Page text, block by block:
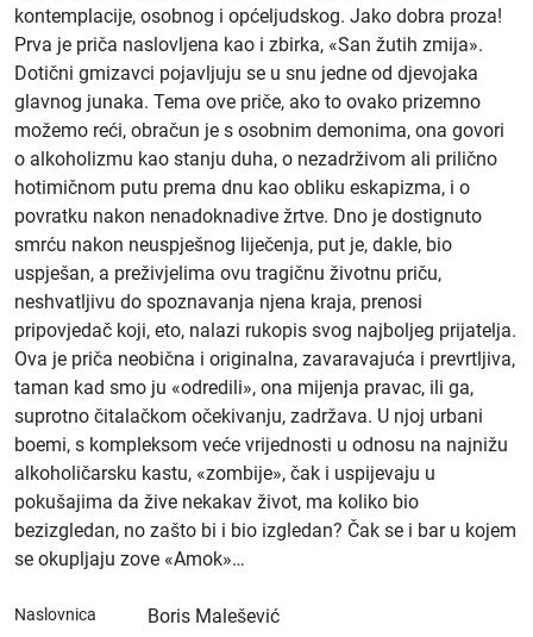
kontemplacije, osobnog i općeljudskog. Jako dobra proza!
Prva je priča naslovljena kao i zbirka, «San žutih zmija».
Dotični gmizavci pojavljuju se u snu jedne od djevojaka
glavnog junaka. Tema ove priče, ako to ovako prizemno
možemo reći, obračun je s osobnim demonima, ona govori
o alkoholizmu kao stanju duha, o nezadrživom ali prilično
hotimičnom putu prema dnu kao obliku eskapizma, i o
povratku nakon nenadoknadive žrtve. Dno je dostignuto
smrću nakon neuspješnog liječenja, put je, dakle, bio
uspješan, a preživjelima ovu tragičnu životnu priču,
neshvatljivu do spoznavanja njena kraja, prenosi
pripovjedač koji, eto, nalazi rukopis svog najboljeg prijatelja.
Ova je priča neobična i originalna, zavaravajuća i prevrtljiva,
taman kad smo ju «odredili», ona mijenja pravac, ili ga,
suprotno čitalačkom očekivanju, zadržava. U njoj urbani
boemi, s kompleksom veće vrijednosti u odnosu na najnižu
alkoholičarsku kastu, «zombije», čak i uspijevaju u
pokušajima da žive nekakav život, ma koliko bio
bezizgledan, no zašto bi i bio izgledan? Čak se i bar u kojem
se okupljaju zove «Amok»…
Naslovnica Boris Malešević